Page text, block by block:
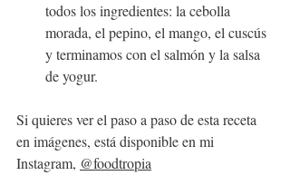
todos los ingredientes: la cebolla
morada, el pepino, el mango, el cuscús
y terminamos con el salmón y la salsa
de yogur.
Si quieres ver el paso a paso de esta receta
en imágenes, está disponible en mi
Instagram, @foodtropia